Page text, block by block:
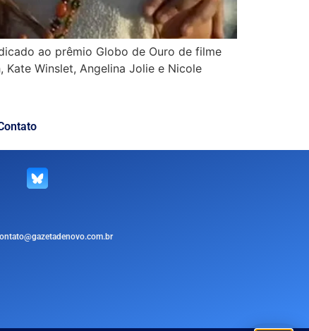
ao prêmio Globo de Ouro de filme
Winslet, Angelina Jolie e Nicole